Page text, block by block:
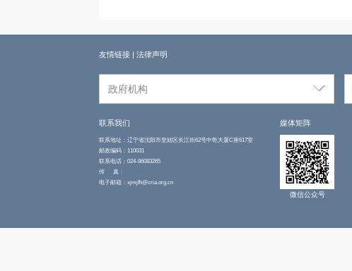
友情链接 | 法律声明
政府机构
联系我们
联系地址：辽宁省沈阳市皇姑区长江街62号中乾大厦C座617室
邮政编码：110031
联系电话：024-86083265
传 真：
电子邮箱：xjmjfh@cria.org.cn
媒体矩阵
微信公众号